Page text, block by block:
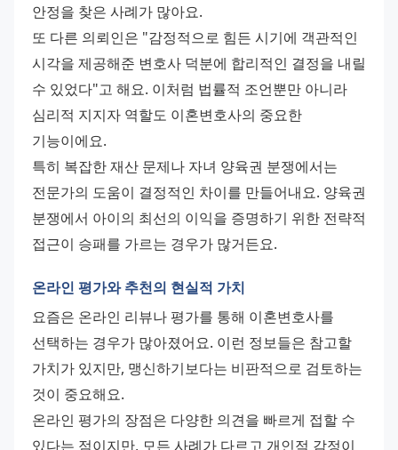
안정을 찾은 사례가 많아요.
또 다른 의뢰인은 "감정적으로 힘든 시기에 객관적인
시각을 제공해준 변호사 덕분에 합리적인 결정을 내릴
수 있었다"고 해요. 이처럼 법률적 조언뿐만 아니라
심리적 지지자 역할도 이혼변호사의 중요한
기능이에요.
특히 복잡한 재산 문제나 자녀 양육권 분쟁에서는
전문가의 도움이 결정적인 차이를 만들어내요. 양육권
분쟁에서 아이의 최선의 이익을 증명하기 위한 전략적
접근이 승패를 가르는 경우가 많거든요.
온라인 평가와 추천의 현실적 가치
요즘은 온라인 리뷰나 평가를 통해 이혼변호사를
선택하는 경우가 많아졌어요. 이런 정보들은 참고할
가치가 있지만, 맹신하기보다는 비판적으로 검토하는
것이 중요해요.
온라인 평가의 장점은 다양한 의견을 빠르게 접할 수
있다는 점이지만, 모든 사례가 다르고 개인적 감정이